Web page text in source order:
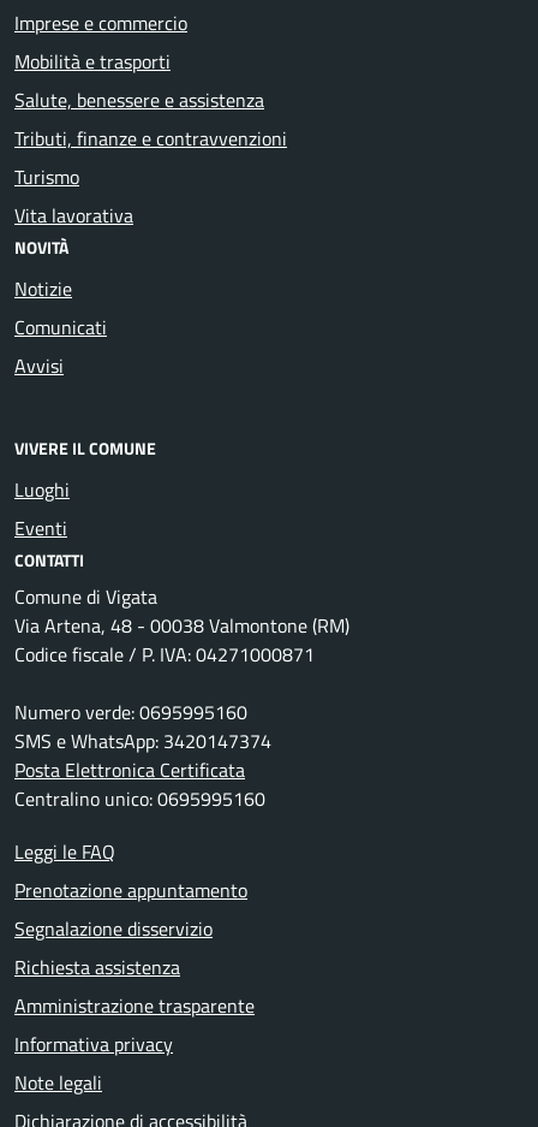
Imprese e commercio
Mobilità e trasporti
Salute, benessere e assistenza
Tributi, finanze e contravvenzioni
Turismo
Vita lavorativa
NOVITÀ
Notizie
Comunicati
Avvisi
VIVERE IL COMUNE
Luoghi
Eventi
CONTATTI
Comune di Vigata
Via Artena, 48 - 00038 Valmontone (RM)
Codice fiscale / P. IVA: 04271000871
Numero verde: 0695995160
SMS e WhatsApp: 3420147374
Posta Elettronica Certificata
Centralino unico: 0695995160
Leggi le FAQ
Prenotazione appuntamento
Segnalazione disservizio
Richiesta assistenza
Amministrazione trasparente
Informativa privacy
Note legali
Dichiarazione di accessibilità